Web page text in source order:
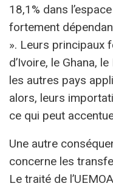
18,1% dans
fortement
». Leurs principaux
d’Ivoire, le Ghana,
les autres pays
alors, leurs
ce qui peut
Une autre
concerne les
Le traité de